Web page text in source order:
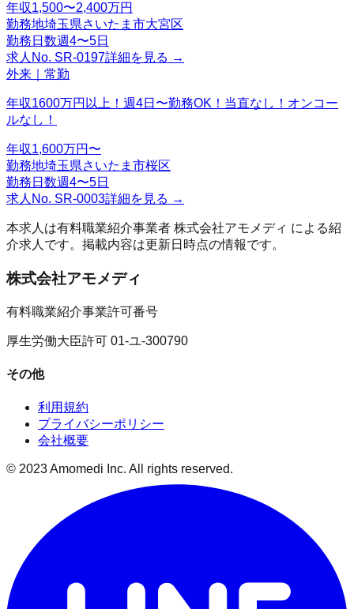
年収1,500〜2,400万円
勤務地埼玉県さいたま市大宮区
勤務日数週4〜5日
求人No. SR-0197詳細を見る →
外来｜常勤
年収1600万円以上！週4日〜勤務OK！当直なし！オンコー
ルなし！
年収1,600万円〜
勤務地埼玉県さいたま市桜区
勤務日数週4〜5日
求人No. SR-0003詳細を見る →
本求人は有料職業紹介事業者 株式会社アモメディ による紹
介求人です。掲載内容は更新日時点の情報です。
株式会社アモメディ
有料職業紹介事業許可番号
厚生労働大臣許可 01-ユ-300790
その他
利用規約
プライバシーポリシー
会社概要
© 2023 Amomedi Inc. All rights reserved.